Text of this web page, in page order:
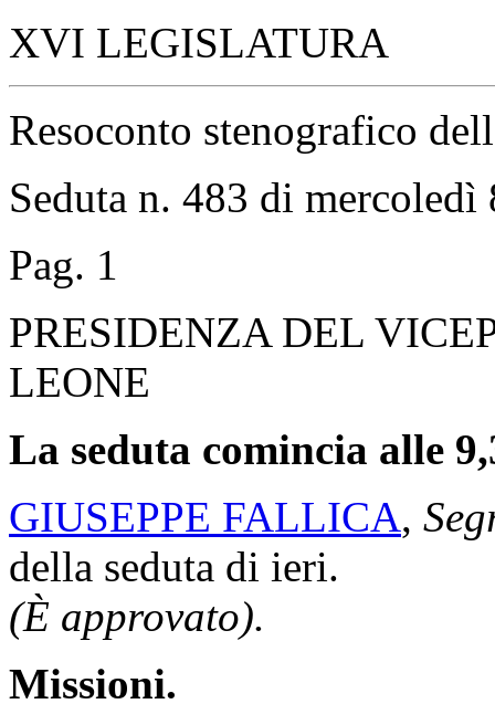
XVI LEGISLATURA
Resoconto stenografico
Seduta n. 483 di
Pag. 1
PRESIDENZA DEL
LEONE
La seduta comincia alle
GIUSEPPE FALLICA,
della seduta di ieri.
(È approvato).
Missioni.